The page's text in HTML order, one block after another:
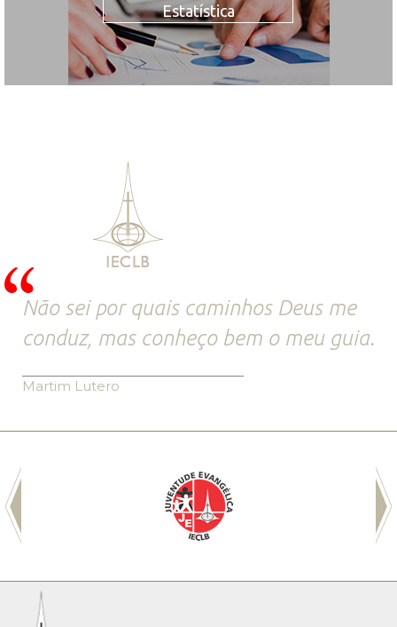
Estatística
Não sei por quais caminhos Deus me
conduz, mas conheço bem o meu guia.
Martim Lutero